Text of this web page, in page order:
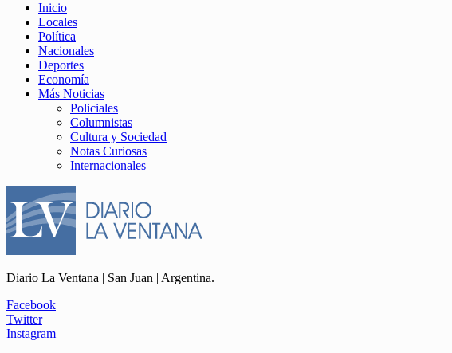
Inicio
Locales
Política
Nacionales
Deportes
Economía
Más Noticias
Policiales
Columnistas
Cultura y Sociedad
Notas Curiosas
Internacionales
Diario La Ventana | San Juan | Argentina.
Facebook
Twitter
Instagram